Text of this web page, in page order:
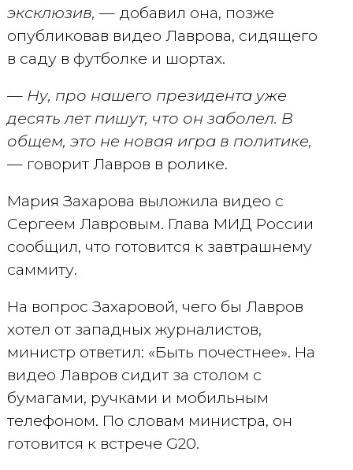
эксклюзив, — добавил она, позже
опубликовав видео Лаврова, сидящего
в саду в футболке и шортах.
— Ну, про нашего президента уже
десять лет пишут, что он заболел. В
общем, это не новая игра в политике,
— говорит Лавров в ролике.
Мария Захарова выложила видео с
Сергеем Лавровым. Глава МИД России
сообщил, что готовится к завтрашнему
саммиту.
На вопрос Захаровой, чего бы Лавров
хотел от западных журналистов,
министр ответил: «Быть почестнее». На
видео Лавров сидит за столом с
бумагами, ручками и мобильным
телефоном. По словам министра, он
готовится к встрече G20.